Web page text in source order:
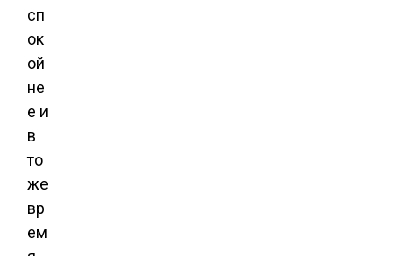
сп
ок
ой
не
е и
в
то
же
вр
ем